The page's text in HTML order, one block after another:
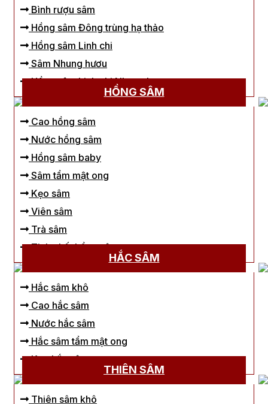
Bình rượu sâm
Hồng sâm Đông trùng hạ thảo
Hồng sâm Linh chi
Sâm Nhung hươu
Hồng sâm Linh chi Nhung hươu
HỒNG SÂM
Cao hồng sâm
Nước hồng sâm
Hồng sâm baby
Sâm tẩm mật ong
Kẹo sâm
Viên sâm
Trà sâm
Tinh chất hồng sâm
HẮC SÂM
Hắc sâm khô
Cao hắc sâm
Nước hắc sâm
Hắc sâm tẩm mật ong
Kẹo hắc sâm
THIÊN SÂM
Thiên sâm khô